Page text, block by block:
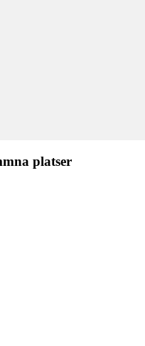
platser